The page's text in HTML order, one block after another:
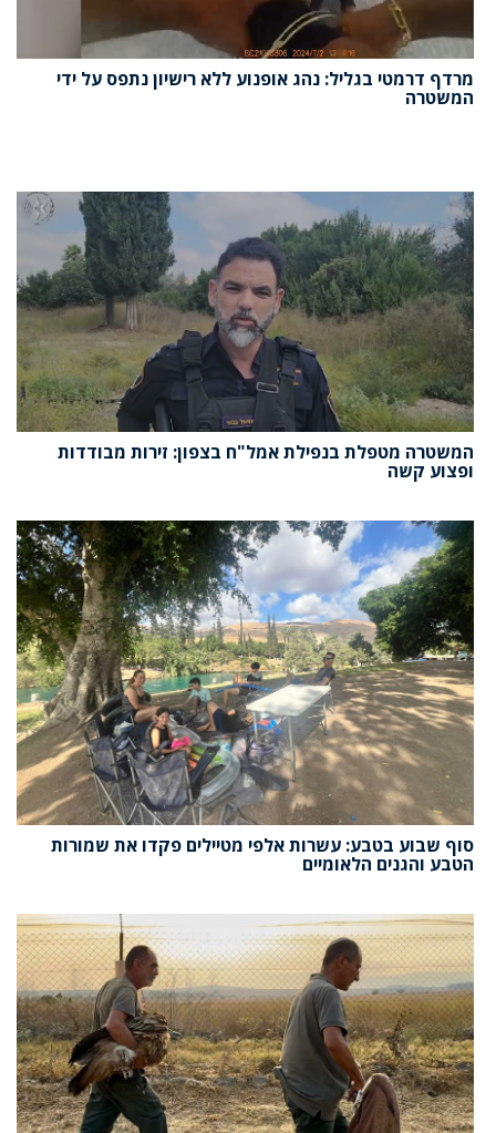
מרדף דרמטי בגליל: נהג אופנוע ללא רישיון נתפס על ידי
המשטרה
המשטרה מטפלת בנפילת אמל"ח בצפון: זירות מבודדות
ופצוע קשה
סוף שבוע בטבע: עשרות אלפי מטיילים פקדו את שמורות
הטבע והגנים הלאומיים